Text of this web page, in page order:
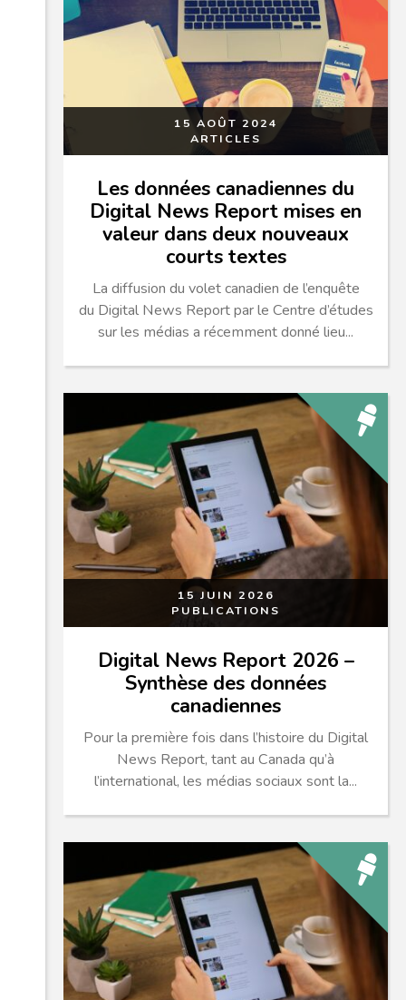
15 AOÛT 2024
ARTICLES
Les données canadiennes du
Digital News Report mises en
valeur dans deux nouveaux
courts textes
La diffusion du volet canadien de l’enquête
du Digital News Report par le Centre d’études
sur les médias a récemment donné lieu...
15 JUIN 2026
PUBLICATIONS
Digital News Report 2026 –
Synthèse des données
canadiennes
Pour la première fois dans l’histoire du Digital
News Report, tant au Canada qu’à
l’international, les médias sociaux sont la...